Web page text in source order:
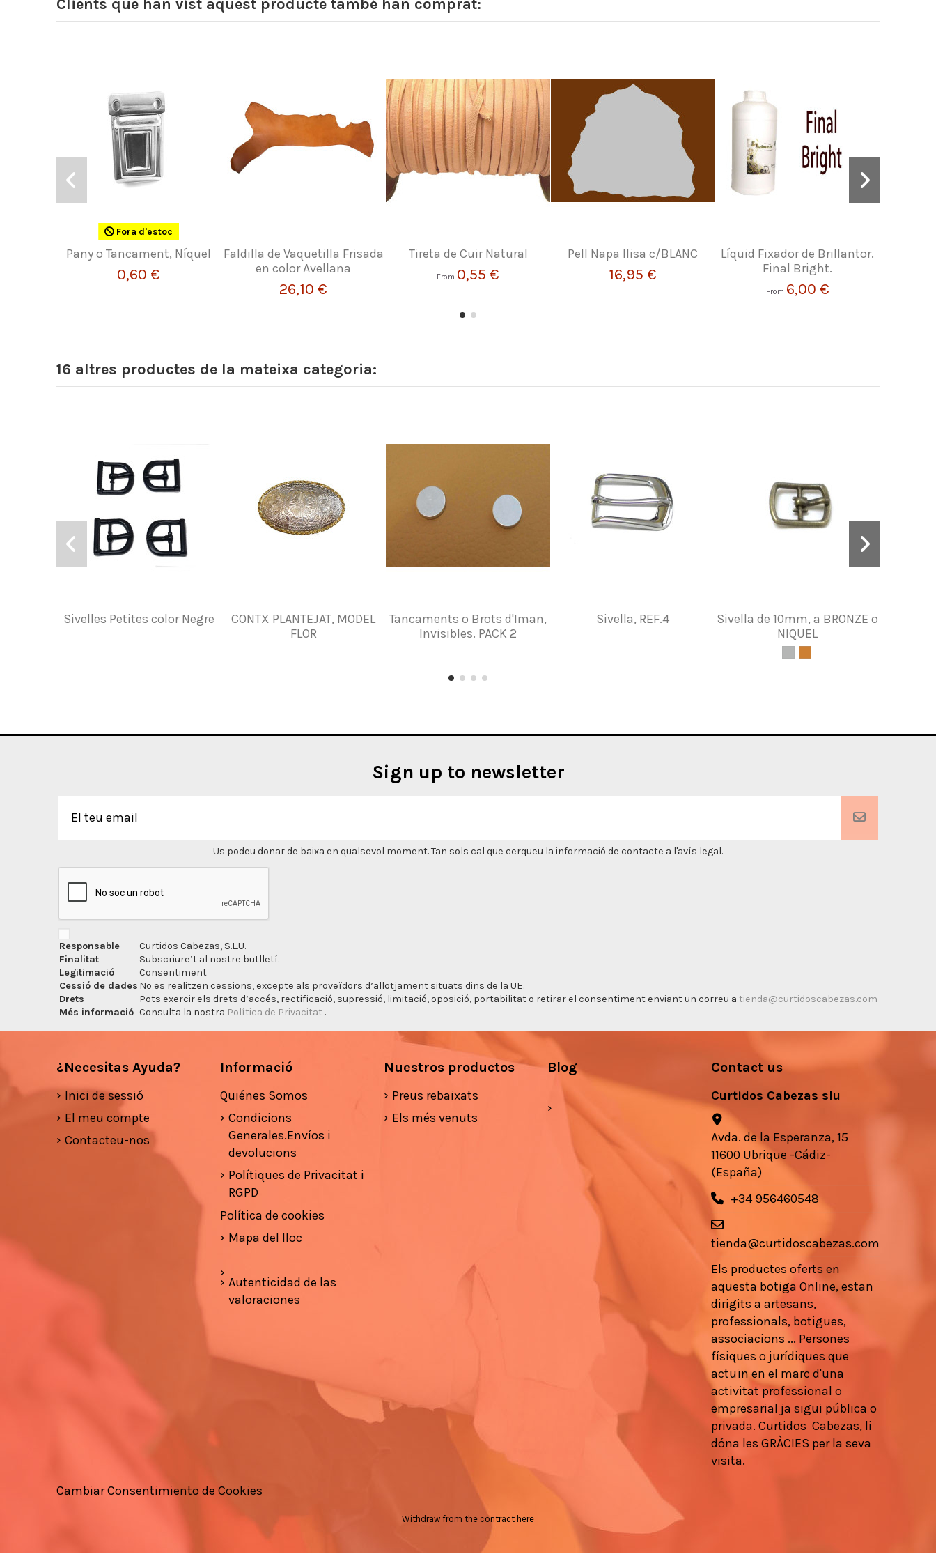
Clients que han vist aquest producte també han comprat:
Fora d'estoc
Pany o Tancament, Níquel
0,60 €
Faldilla de Vaquetilla Frisada
en color Avellana
26,10 €
Tireta de Cuir Natural
From 0,55 €
Pell Napa llisa c/BLANC
16,95 €
Líquid Fixador de Brillantor.
Final Bright.
From 6,00 €
16 altres productes de la mateixa categoria:
Sivelles Petites color Negre
CONTX PLANTEJAT, MODEL
FLOR
Tancaments o Brots d'Iman,
Invisibles. PACK 2
Sivella, REF.4
Sivella de 10mm, a BRONZE o
NIQUEL
Sign up to newsletter
Us podeu donar de baixa en qualsevol moment. Tan sols cal que cerqueu la informació de contacte a l'avís legal.
Responsable
Curtidos Cabezas, S.L.U.
Finalitat
Subscriure’t al nostre butlletí.
Legitimació
Consentiment
Cessió de dades No es realitzen cessions, excepte als proveïdors d’allotjament situats dins de la UE.
Drets
Pots exercir els drets d’accés, rectificació, supressió, limitació, oposició, portabilitat o retirar el consentiment enviant un correu a tienda@curtidoscabezas.com
Més informació Consulta la nostra Política de Privacitat .
¿Necesitas Ayuda?
Inici de sessió
El meu compte
Contacteu-nos
Informació
Quiénes Somos
Condicions
Generales.Envíos i
devolucions
Polítiques de Privacitat i
RGPD
Política de cookies
Mapa del lloc
Autenticidad de las
valoraciones
Nuestros productos
Preus rebaixats
Els més venuts
Blog Contact us
Curtidos Cabezas slu
Avda. de la Esperanza, 15
11600 Ubrique -Cádiz-
(España)
+34 956460548
tienda@curtidoscabezas.com
Els productes oferts en
aquesta botiga Online,estan
dirigits a artesans,
professionals, botigues,
associacions ... Persones
físiques o jurídiques que
actuïn en el marc d'una
activitat professional o
empresarial ja sigui pública o
privada. Curtidos Cabezas, li
dóna les GRÀCIES per la seva
visita.
Cambiar Consentimiento de Cookies
Withdraw from the contract here